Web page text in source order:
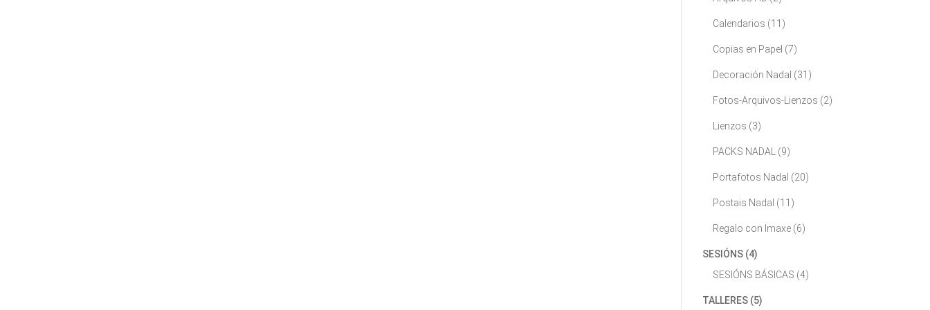
Calendarios (11)
Copias en Papel (7)
Decoración Nadal (31)
Fotos-Arquivos-Lienzos (2)
Lienzos (3)
PACKS NADAL (9)
Portafotos Nadal (20)
Postais Nadal (11)
Regalo con Imaxe (6)
SESIÓNS (4)
SESIÓNS BÁSICAS (4)
TALLERES (5)